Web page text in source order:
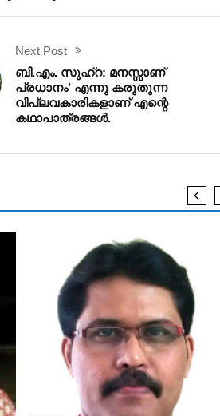
Next Post
ബി.എം. സുഹ്‌റ: മനസ്സാണ്
പ്രധാനം’ എന്നു കരുതുന്ന
വിപ്ലവകാരികളാണ് എന്റെ
കഥാപാത്രങ്ങൾ.